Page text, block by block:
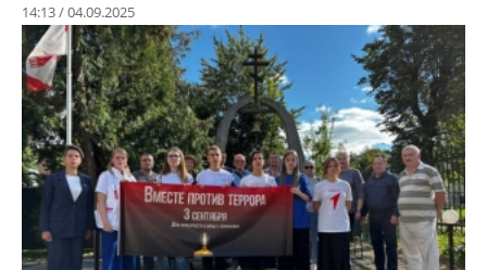
14:13 / 04.09.2025